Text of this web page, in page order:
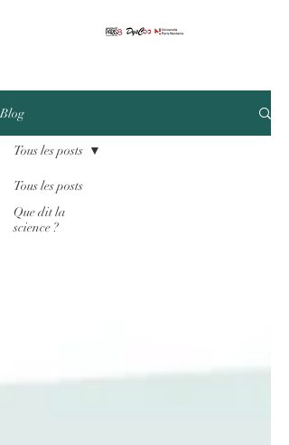
Blog
Tous les posts
Que dit la
science ?
Tous les posts